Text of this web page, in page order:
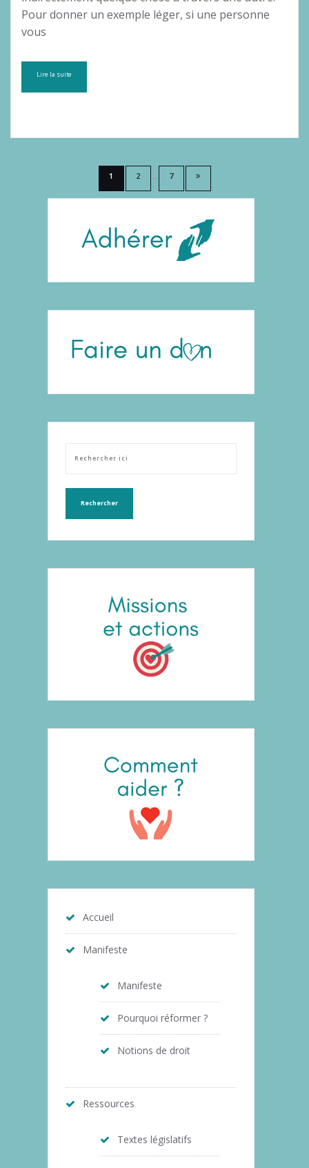
Pour donner un exemple léger, si une personne
vous
Lire la suite
1 2 7
Accueil
Manifeste
Manifeste
Pourquoi réformer ?
Notions de droit
Ressources
Textes législatifs